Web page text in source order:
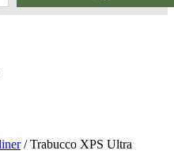
/ Trabucco XPS Ultra